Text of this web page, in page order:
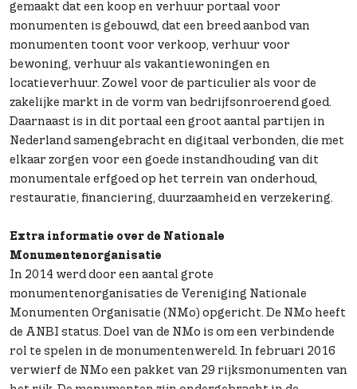
gemaakt dat een koop en verhuur portaal voor
monumenten is gebouwd, dat een breed aanbod van
monumenten toont voor verkoop, verhuur voor
bewoning, verhuur als vakantiewoningen en
locatieverhuur. Zowel voor de particulier als voor de
zakelijke markt in de vorm van bedrijfsonroerend goed.
Daarnaast is in dit portaal een groot aantal partijen in
Nederland samengebracht en digitaal verbonden, die met
elkaar zorgen voor een goede instandhouding van dit
monumentale erfgoed op het terrein van onderhoud,
restauratie, financiering, duurzaamheid en verzekering.
Extra informatie over de Nationale
Monumentenorganisatie
In 2014 werd door een aantal grote
monumentenorganisaties de Vereniging Nationale
Monumenten Organisatie (NMo) opgericht. De NMo heeft
de ANBI status. Doel van de NMo is om een verbindende
rol te spelen in de monumentenwereld. In februari 2016
verwierf de NMo een pakket van 29 rijksmonumenten van